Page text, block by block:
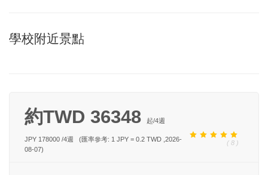
學校附近景點
約TWD 36348 起/4週
JPY 178000 /4週 ( 8 )
(匯率參考: 1 JPY = 0.2 TWD ,2026-
08-07)